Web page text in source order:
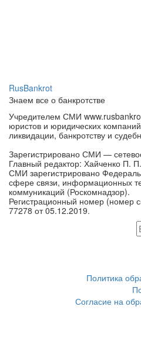
RusBankrot
Знаем все о банкротстве
Учредителем СМИ
юристов и юридических
ликвидации, банкротству и
Зарегистрировано СМИ —
Главный редактор: Хайченко П. П.
СМИ зарегистрировано
сфере связи, информационных
коммуникаций (Роскомнадзор).
Регистрационный номер (номер
77278 от 05.12.2019.
Политика
Согласие на